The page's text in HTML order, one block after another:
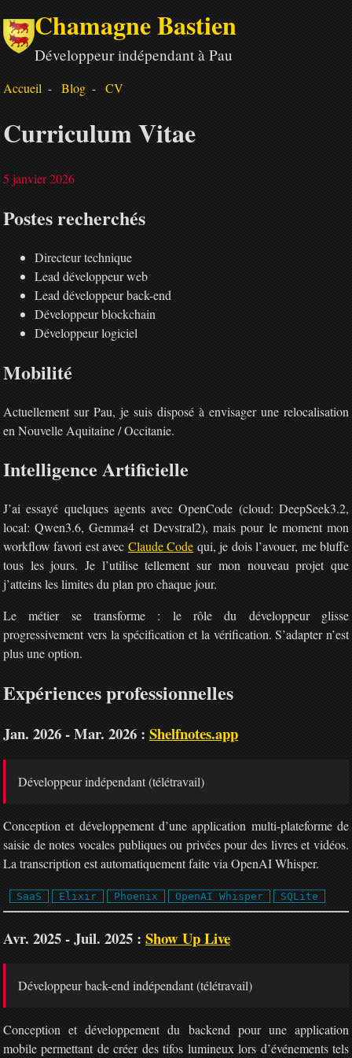
Chamagne Bastien
Développeur indépendant à Pau
Accueil Blog CV
Curriculum Vitae
5 janvier 2026
Postes recherchés
Directeur technique
Lead développeur web
Lead développeur back-end
Développeur blockchain
Développeur logiciel
Mobilité
Actuellement sur Pau, je suis disposé à envisager une relocalisation
en Nouvelle Aquitaine / Occitanie.
Intelligence Artificielle
J’ai essayé quelques agents avec OpenCode (cloud: DeepSeek3.2,
local: Qwen3.6, Gemma4 et Devstral2), mais pour le moment mon
workflow favori est avecClaude Codequi, je dois l’avouer, me bluffe
tous les jours. Je l’utilise tellement sur mon nouveau projet que
j’atteins les limites du plan pro chaque jour.
Le métier se transforme : le rôle du développeur glisse
progressivement vers la spécification et la vérification. S’adapter n’est
plus une option.
Expériences professionnelles
Jan. 2026 - Mar. 2026 :Shelfnotes.app
Développeur indépendant (télétravail)
Conception et développement d’une application multi-plateforme de
saisie de notes vocales publiques ou privées pour des livres et vidéos.
La transcription est automatiquement faite via OpenAI Whisper.
SaaS Elixir Phoenix OpenAI Whisper SQLite
Avr. 2025 - Juil. 2025 :Show Up Live
Développeur back-end indépendant (télétravail)
Conception et développement du backend pour une application
mobile permettant de créer des tifos lumineux lors d’événements tels